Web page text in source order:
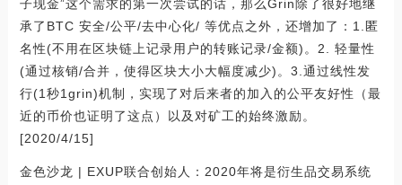
子现金”这个需求的第一次尝试的话，那么Grin除了很好地继
承了BTC 安全/公平/去中心化/ 等优点之外，还增加了：1.匿
名性(不用在区块链上记录用户的转账记录/金额)。2. 轻量性
(通过核销/合并，使得区块大小大幅度减少)。3.通过线性发
行(1秒1grin)机制，实现了对后来者的加入的公平友好性（最
近的币价也证明了这点）以及对矿工的始终激励。
[2020/4/15]
金色沙龙 | EXUP联合创始人：2020年将是衍生品交易系统